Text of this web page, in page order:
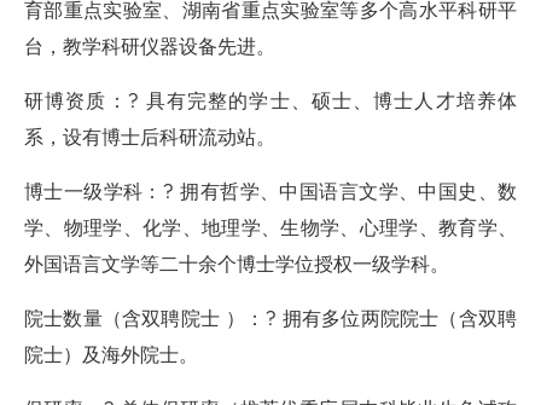
育部重点实验室、湖南省重点实验室等多个高水平科研平
台，教学科研仪器设备先进。
研博资质：? 具有完整的学士、硕士、博士人才培养体
系，设有博士后科研流动站。
博士一级学科：? 拥有哲学、中国语言文学、中国史、数
学、物理学、化学、地理学、生物学、心理学、教育学、
外国语言文学等二十余个博士学位授权一级学科。
院士数量（含双聘院士 ）：? 拥有多位两院院士（含双聘
院士）及海外院士。